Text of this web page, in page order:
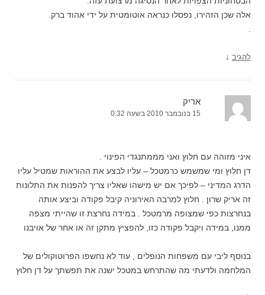
אלה שכן הזהירו, נפסלו כנראה אוטומטית על ידי אהוד ברק.
להגיב ↓
אריק
15 בנובמבר 2010 בשעה 0:32
איני מזוהה עם חלוץ ואני מממתנגדי הפינוי .
דן חלוץ ומי שמשמש כרמטכל – עליו לבצע את ההוראות שמטיל עליו
הדרג המדיני – לפיכך אם יש מישהו שאליו צריך להפנות את התלונות
זה אריק שרון . חלוץ למרבה האירוניה קיבל פקודה וביצע אותה
בנחרצות כפי שמצופה מרמטכל . במידה נחרצת זו שהייתי מצפה
ממנו, במידה ויקבל פקודה כזו, להפציץ מתקן זה או אחר של אויבנו
בנוסף ליבי עם משפחות הנופלים , עוד לא נחשפו הפרוטוקולים של
המלחמה ולדעתי מה שהתרחש במטכל ישנה את תפשתך על דן חלוץ